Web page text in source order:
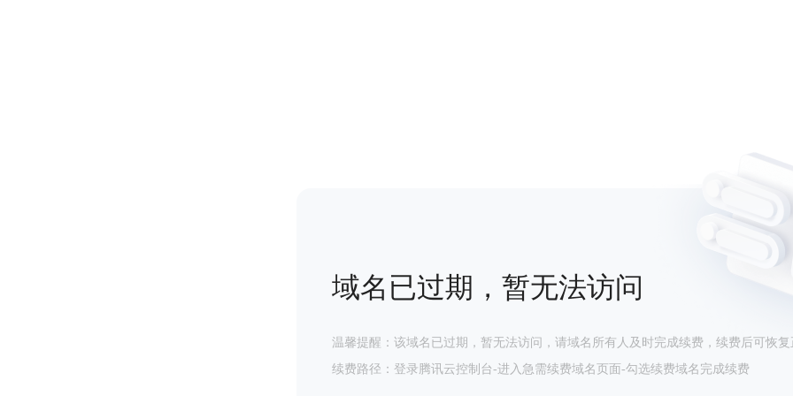
域名已过期，暂无法访问
温馨提醒：该域名已过期，暂无法访问，请域名所有人及时完成续费，续费后可恢复
续费路径：登录腾讯云控制台-进入急需续费域名页面-勾选续费域名完成续费